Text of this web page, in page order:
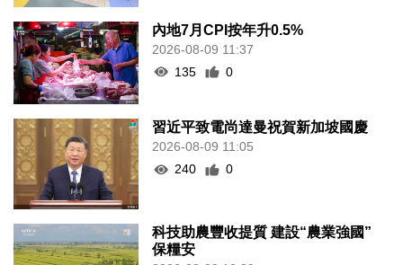
內地7月CPI按年升0.5%
2026-08-09 11:37
135
0
習近平致電尚達曼祝賀新加坡國慶
2026-08-09 11:05
240
0
科技助農豐收提質 建設“農業強國”
保糧安